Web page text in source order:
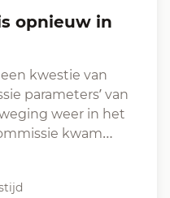
kwestie van
parameters’ van
weer in het
kwam…